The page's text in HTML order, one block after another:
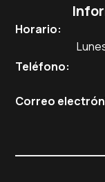
Horario:
Teléfono:
Correo